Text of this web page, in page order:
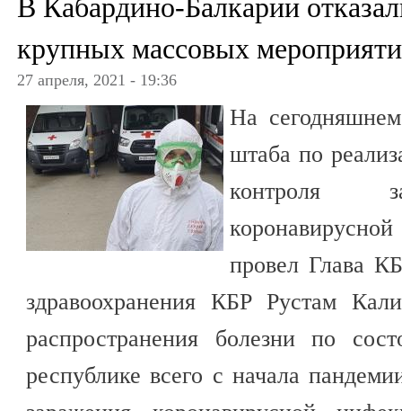
В Кабардино-Балкарии
крупных массовых
27 апреля, 2021 - 19:36
На
штаба по
контроля
провел Глава
здравоохранения КБР Рустам
распространения болезни по
республике всего с начала